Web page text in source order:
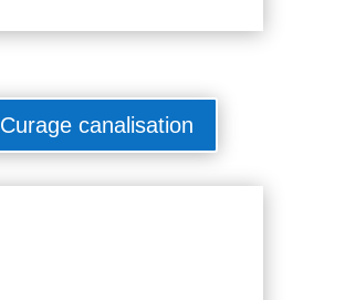
Curage canalisation